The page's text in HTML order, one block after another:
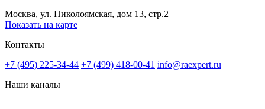
Москва, ул. Николоямская, дом 13, стр.2
Показать на карте
Контакты
+7 (495) 225-34-44 +7 (499) 418-00-41 info@raexpert.ru
Наши каналы